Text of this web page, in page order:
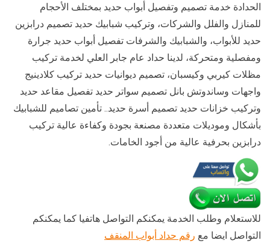
الحدادة خدمة تصميم وتفصيل أبواب حديد بمختلف الأحجام
للمنازل والفلل والشركات، وتركيب شبابيك حديد تصميم درابزين
حديد للأبواب، والشبابيك والشرفات تفصيل أبواب حديد جرارة
ومفصلية ومتحركة، لدينا حداد عام جابر العلي لخدمة تركيب
مظلات كيربي وكيسبان، تصميم ديوانيات حديد تركيب كلادينيج
واجهات وساندوتش بانل تصميم سواتر حديد تفصيل مقاعد حديد
وتركيب خزانات حديد تصميم أسرة حديد.. تأمين تصاميم للشبابيك
بأشكال وموديلات متعددة مصنعة بجودة وكفاءة عالية تركيب
درابزين بحرفية عالية من أجود الخامات.
للاستعلام وطلب الخدمة يمكنكم التواصل هاتفيا كما يمكنكم
التواصل ايضا مع رقم حداد أبواب المنقف